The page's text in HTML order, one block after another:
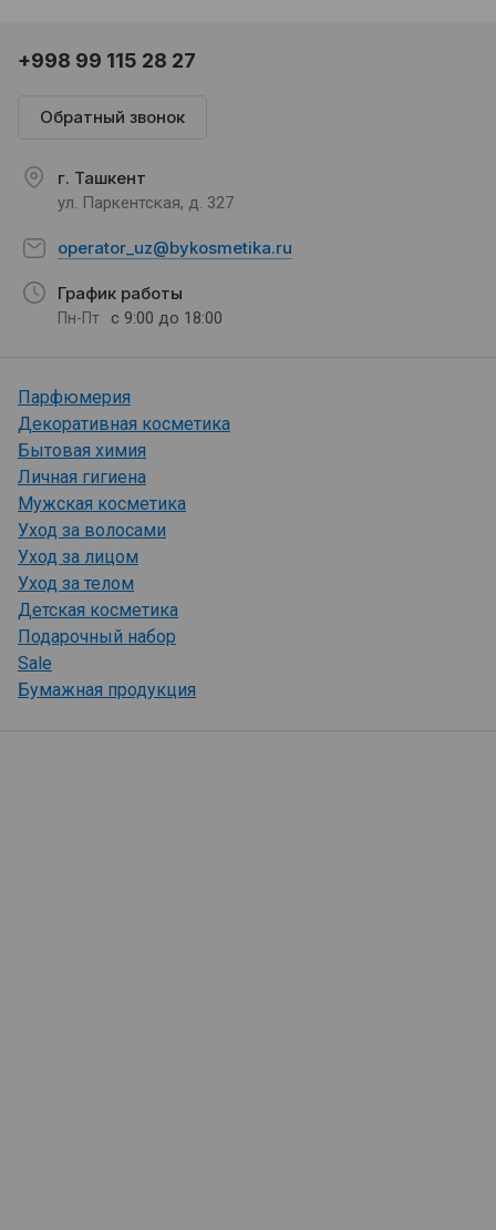
+998 99 115 28 27
Обратный звонок
г. Ташкент
ул. Паркентская, д. 327
operator_uz@bykosmetika.ru
График работы
Пн-Пт с 9:00 до 18:00
Парфюмерия
Декоративная косметика
Бытовая химия
Личная гигиена
Мужская косметика
Уход за волосами
Уход за лицом
Уход за телом
Детская косметика
Подарочный набор
Sale
Бумажная продукция